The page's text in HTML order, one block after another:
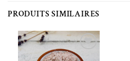
PRODUITS SIMILAIRES
Ajouter à la liste de souhaits